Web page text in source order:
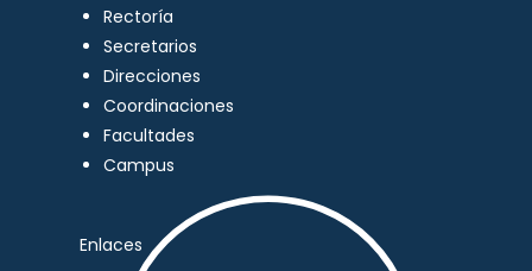
Rectoría
Secretarios
Direcciones
Coordinaciones
Facultades
Campus
Enlaces